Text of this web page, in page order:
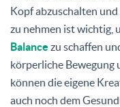
Kopf abzuschalten
zu nehmen ist wichtig,
Balance zu schaffen
körperliche Bewegung
können die eigene
auch noch dem